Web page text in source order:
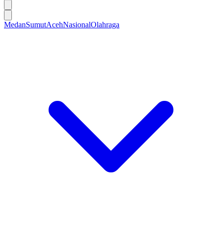
MedanSumutAcehNasionalOlahraga